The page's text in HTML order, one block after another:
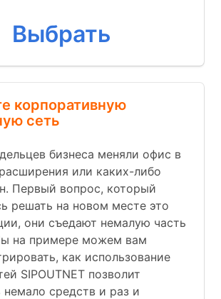
Выбрать
корпоративную
сеть
бизнеса меняли офис в
или каких-либо
Первый вопрос, который
решать на новом месте это
они съедают немалую часть
на примере можем вам
как использование
SIPOUTNET позволит
немало средств и раз и